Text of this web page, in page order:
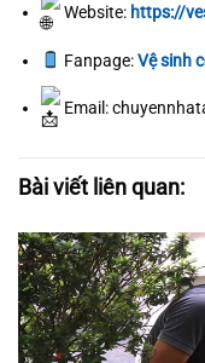
Website: https://
Fanpage:Vệ sinh
Email:
Bài viết liên quan: